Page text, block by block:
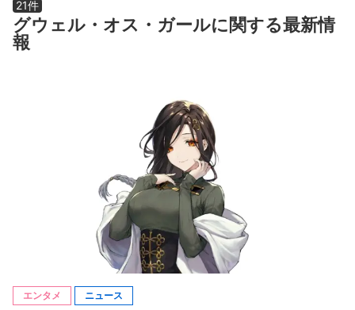
21件
グウェル・オス・ガールに関する最新情
報
エンタメ ニュース